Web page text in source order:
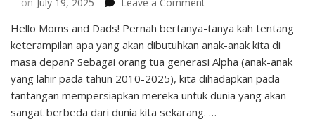
Alasan
Mengapa
Anak
Generasi
Alpha
Belajar
Hello Moms and Dads! Pernah bertanya-tanya kah tentang
keterampilan apa yang akan dibutuhkan anak-anak kita di
masa depan? Sebagai orang tua generasi Alpha (anak-anak
yang lahir pada tahun 2010-2025), kita dihadapkan pada
tantangan mempersiapkan mereka untuk dunia yang akan
sangat berbeda dari dunia kita sekarang. …